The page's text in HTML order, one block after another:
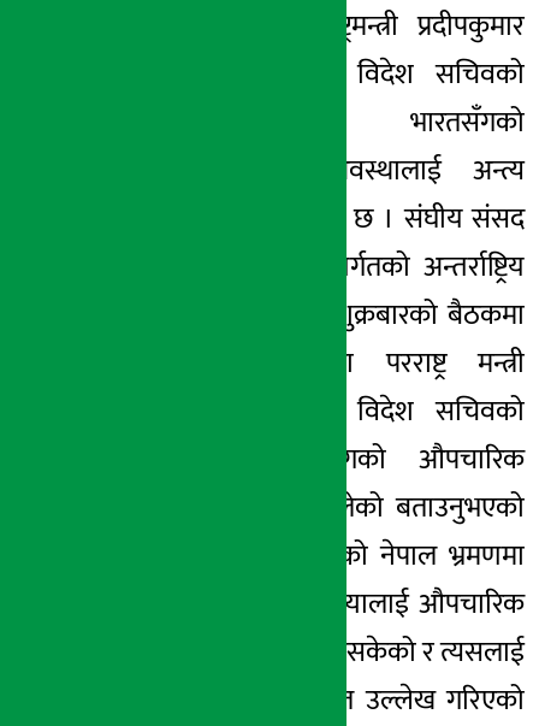
काठमाडौँ । परराष्ट्रमन्त्री प्रदीपकुमार
ज्ञवालीले भारतीय विदेश सचिवको
नेपाल भ्रमणले भारतसँगको
संवादहीनताको अवस्थालाई अन्त्य
गरेको बताउनुभएको छ । संघीय संसद
प्रतिनिधि सभा अन्तर्गतको अन्तर्राष्ट्रिय
सम्बन्ध समितिको शुक्रबारको बैठकमा
उपस्थित हुनुभएका परराष्ट्र मन्त्री
ज्ञवालीले भारतीय विदेश सचिवको
भ्रमणसँगै भारतसँगको औपचारिक
संवादको ढोका खुलेको बताउनुभएको
हो । विदेश सचिवको नेपाल भ्रमणमा
सीमा सम्बन्धी समस्यालाई औपचारिक
एजेन्डा बनाएर उठाइसकेको र त्यसलाई
प्रेस विज्ञप्तीमा समेत उल्लेख गरिएको